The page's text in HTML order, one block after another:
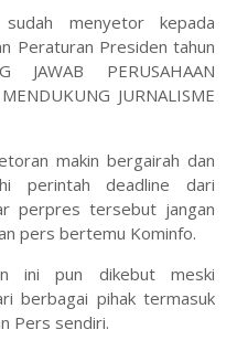
menyetor kepada
Peraturan Presiden tahun
JAWAB PERUSAHAAN
JURNALISME
makin bergairah dan
perintah deadline dari
perpres tersebut jangan
pers bertemu Kominfo.
ini pun dikebut meski
berbagai pihak termasuk
Pers sendiri.